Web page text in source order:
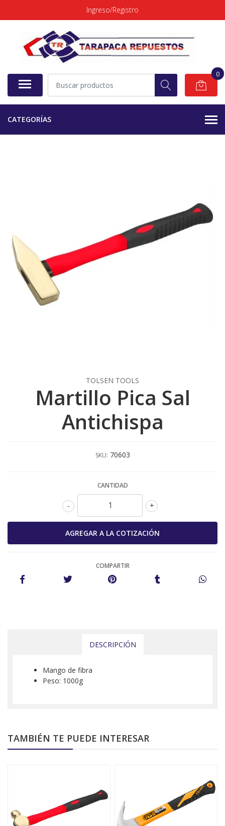
Ingreso/Registro
0
CATEGORÍAS
TOLSEN TOOLS
Martillo Pica Sal
Antichispa
SKU: 70603
CANTIDAD
+
-
COMPARTIR
DESCRIPCIÓN
Mango de fibra
Peso: 1000g
TAMBIÉN TE PUEDE INTERESAR